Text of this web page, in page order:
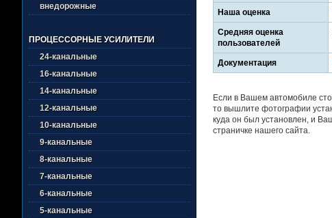
внедорожные
ПРОЦЕССОРНЫЕ УСИЛИТЕЛИ
24-канальные
16-канальные
14-канальные
12-канальные
10-канальные
9-канальные
8-канальные
7-канальные
6-канальные
5-канальные
Наша оценка
Средняя оценка
пользователей
Документация
Если в Вашем автомобиле
то вышлите фотографии
куда он был установлен, и
страничке нашего сайта.